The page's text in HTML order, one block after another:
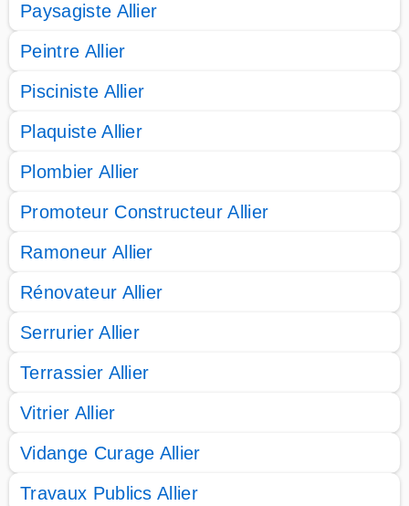
Paysagiste Allier
Peintre Allier
Pisciniste Allier
Plaquiste Allier
Plombier Allier
Promoteur Constructeur Allier
Ramoneur Allier
Rénovateur Allier
Serrurier Allier
Terrassier Allier
Vitrier Allier
Vidange Curage Allier
Travaux Publics Allier